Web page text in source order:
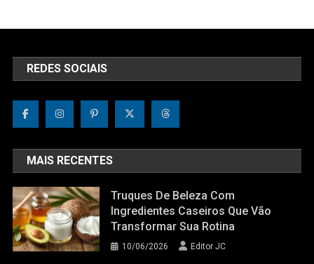
REDES SOCIAIS
MAIS RECENTES
Truques De Beleza Com
Ingredientes Caseiros Que Vão
Transformar Sua Rotina
10/06/2026 Editor JC